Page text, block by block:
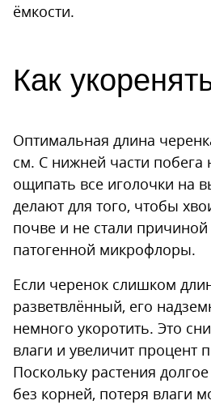
ёмкости.
Как
Оптимальная длина
см. С нижней части побега
ощипать все иголочки на
делают для того, чтобы
почве и не стали
патогенной микрофлоры.
Если черенок слишком
разветвлённый, его
немного укоротить. Это
влаги и увеличит процент
Поскольку растения
без корней, потеря влаги